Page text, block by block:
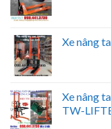
Xe nâng
Xe nâng
TW-